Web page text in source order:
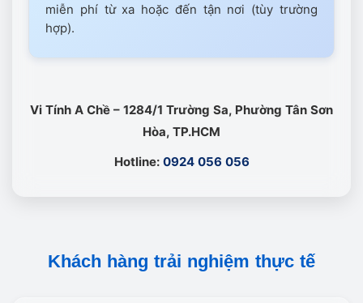
miễn phí từ xa hoặc đến tận nơi (tùy trường
hợp).
Vi Tính A Chề – 1284/1 Trường Sa, Phường Tân Sơn
Hòa, TP.HCM
Hotline: 0924 056 056
Khách hàng trải nghiệm thực tế